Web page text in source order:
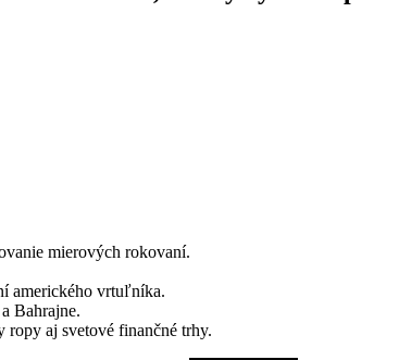
mierových rokovaní.
amerického vrtuľníka.
Bahrajne.
aj svetové finančné trhy.